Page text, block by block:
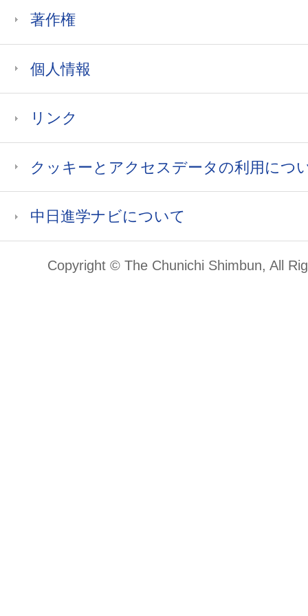
著作権
個人情報
リンク
クッキーとアクセスデータの利用につ
中日進学ナビについて
Copyright © The Chunichi Shimbun, All